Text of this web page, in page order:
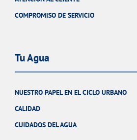
COMPROMISO DE SERVICIO
Tu Agua
NUESTRO PAPEL EN EL CICLO URBANO
CALIDAD
CUIDADOS DEL AGUA